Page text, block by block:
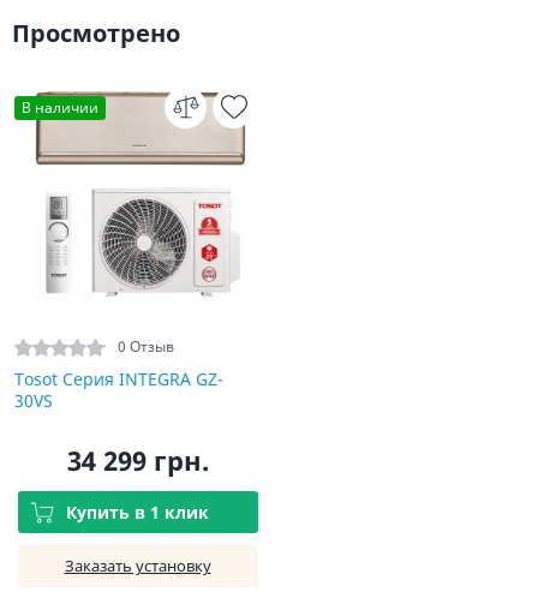
Просмотрено
В наличии
0 Отзыв
Tosot Серия INTEGRA GZ-
30VS
34 299 грн.
Купить в 1 клик
Заказать установку